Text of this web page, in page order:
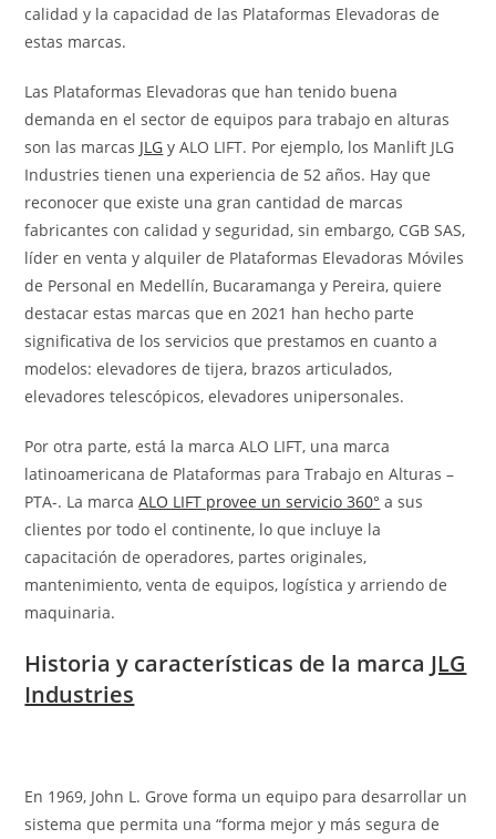
calidad y la capacidad de las Plataformas Elevadoras de
estas marcas.
Las Plataformas Elevadoras que han tenido buena
demanda en el sector de equipos para trabajo en alturas
son las marcas JLG y ALO LIFT. Por ejemplo, los Manlift JLG
Industries tienen una experiencia de 52 años. Hay que
reconocer que existe una gran cantidad de marcas
fabricantes con calidad y seguridad, sin embargo, CGB SAS,
líder en venta y alquiler de Plataformas Elevadoras Móviles
de Personal en Medellín, Bucaramanga y Pereira, quiere
destacar estas marcas que en 2021 han hecho parte
significativa de los servicios que prestamos en cuanto a
modelos: elevadores de tijera, brazos articulados,
elevadores telescópicos, elevadores unipersonales.
Por otra parte, está la marca ALO LIFT, una marca
latinoamericana de Plataformas para Trabajo en Alturas –
PTA-. La marcaALO LIFT provee un servicio 360° a sus
clientes por todo el continente, lo que incluye la
capacitación de operadores, partes originales,
mantenimiento, venta de equipos, logística y arriendo de
maquinaria.
Historia y características de la marca JLG
Industries
En 1969, John L. Grove forma un equipo para desarrollar un
sistema que permita una “forma mejor y más segura de